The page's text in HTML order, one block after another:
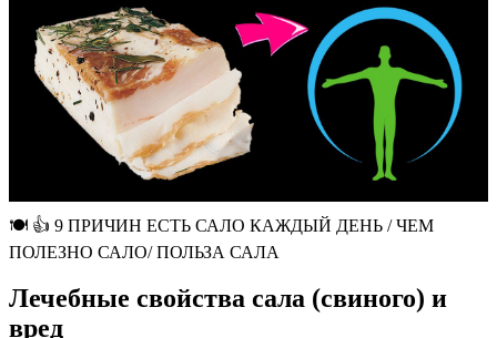
🍽 👍 9 ПРИЧИН ЕСТЬ САЛО КАЖДЫЙ ДЕНЬ / ЧЕМ
ПОЛЕЗНО САЛО/ ПОЛЬЗА САЛА
Лечебные свойства сала (свиного) и
вред